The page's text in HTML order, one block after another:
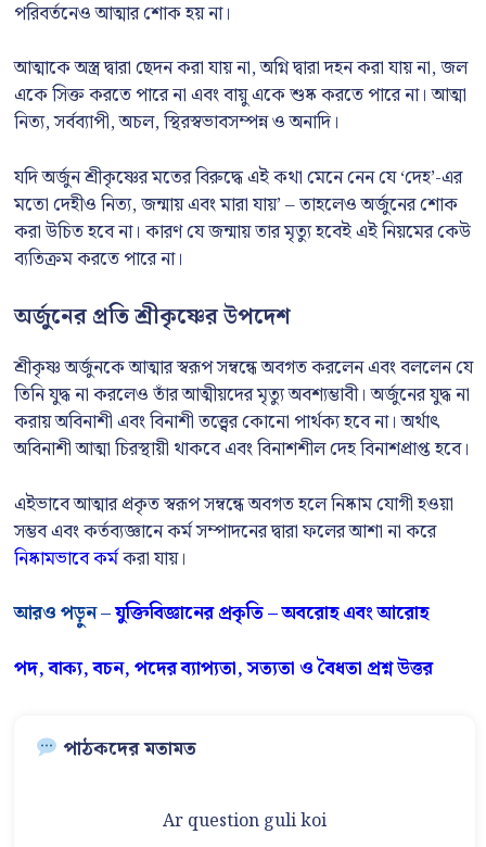
পরিবর্তনেও আত্মার শোক হয় না।
আত্মাকে অস্ত্র দ্বারা ছেদন করা যায় না, অগ্নি দ্বারা দহন করা যায় না, জল
একে সিক্ত করতে পারে না এবং বায়ু একে শুষ্ক করতে পারে না। আত্মা
নিত্য, সর্বব্যাপী, অচল, স্থিরস্বভাবসম্পন্ন ও অনাদি।
যদি অর্জুন শ্রীকৃষ্ণের মতের বিরুদ্ধে এই কথা মেনে নেন যে ‘দেহ’-এর
মতো দেহীও নিত্য, জন্মায় এবং মারা যায়’ – তাহলেও অর্জুনের শোক
করা উচিত হবে না। কারণ যে জন্মায় তার মৃত্যু হবেই এই নিয়মের কেউ
ব্যতিক্রম করতে পারে না।
অর্জুনের প্রতি শ্রীকৃষ্ণের উপদেশ
শ্রীকৃষ্ণ অর্জুনকে আত্মার স্বরূপ সম্বন্ধে অবগত করলেন এবং বললেন যে
তিনি যুদ্ধ না করলেও তাঁর আত্মীয়দের মৃত্যু অবশ্যম্ভাবী। অর্জুনের যুদ্ধ না
করায় অবিনাশী এবং বিনাশী তত্ত্বের কোনো পার্থক্য হবে না। অর্থাৎ
অবিনাশী আত্মা চিরস্থায়ী থাকবে এবং বিনাশশীল দেহ বিনাশপ্রাপ্ত হবে।
এইভাবে আত্মার প্রকৃত স্বরূপ সম্বন্ধে অবগত হলে নিষ্কাম যোগী হওয়া
সম্ভব এবং কর্তব্যজ্ঞানে কর্ম সম্পাদনের দ্বারা ফলের আশা না করে
নিষ্কামভাবে কর্মকরা যায়।
আরও পড়ুন –যুক্তিবিজ্ঞানের প্রকৃতি – অবরোহ এবং আরোহ
পদ, বাক্য, বচন, পদের ব্যাপ্যতা, সত্যতা ও বৈধতা প্রশ্ন উত্তর
পাঠকদের মতামত
Ar question guli koi